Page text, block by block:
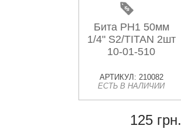
Бита PH1 50мм
1/4" S2/TITAN 2шт
10-01-510
АРТИКУЛ: 210082
ЕСТЬ В НАЛИЧИИ
125 грн.